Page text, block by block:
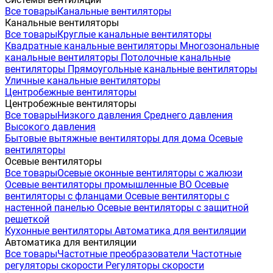
Все товарыКанальные вентиляторы
Канальные вентиляторы
Все товарыКруглые канальные вентиляторы
Квадратные канальные вентиляторы Многозональные
канальные вентиляторы Потолочные канальные
вентиляторы Прямоугольные канальные вентиляторы
Уличные канальные вентиляторы
Центробежные вентиляторы
Центробежные вентиляторы
Все товарыНизкого давления Среднего давления
Высокого давления
Бытовые вытяжные вентиляторы для дома Осевые
вентиляторы
Осевые вентиляторы
Все товарыОсевые оконные вентиляторы с жалюзи
Осевые вентиляторы промышленные ВО Осевые
вентиляторы с фланцами Осевые вентиляторы с
настенной панелью Осевые вентиляторы с защитной
решеткой
Кухонные вентиляторы Автоматика для вентиляции
Автоматика для вентиляции
Все товарыЧастотные преобразователи Частотные
регуляторы скорости Регуляторы скорости